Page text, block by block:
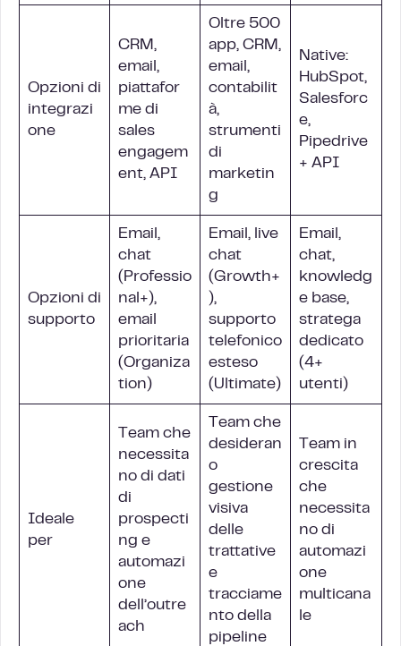
Opzioni di
integrazi
one
CRM,
email,
piattafor
me di
sales
engagem
ent, API
Oltre 500
app, CRM,
email,
contabilit
à,
strumenti
di
marketin
g
Native:
HubSpot,
Salesforc
e,
Pipedrive
+ API
Opzioni di
supporto
Email,
chat
(Professio
nal+),
email
prioritaria
(Organiza
tion)
Email, live
chat
(Growth+
),
supporto
telefonico
esteso
(Ultimate)
Email,
chat,
knowledg
e base,
stratega
dedicato
(4+
utenti)
Ideale
per
Team che
necessita
no di dati
di
prospecti
ng e
automazi
one
dell’outre
ach
Team che
desideran
o
gestione
visiva
delle
trattative
e
tracciame
nto della
pipeline
Team in
crescita
che
necessita
no di
automazi
one
multicana
le